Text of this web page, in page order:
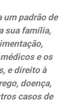
um padrão de
sua família,
e os
e direito à
doença,
casos de